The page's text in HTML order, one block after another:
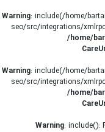
Warning: include(/home/
seo/src/integrations/
/home/
Warning: include(/home/
seo/src/integrations/
/home/
Warning: include():